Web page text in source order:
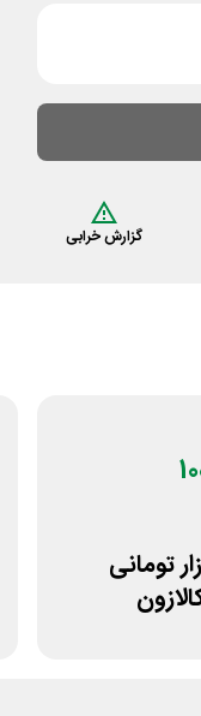
گزارش خرابی
100 هزار تومانی